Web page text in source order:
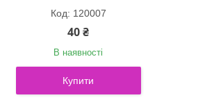
120007
40 ₴
В наявності
Купити